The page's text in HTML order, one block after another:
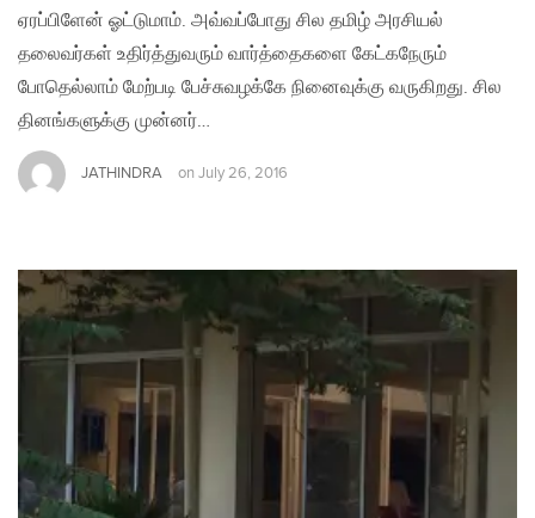
ஏரப்பிளேன் ஓட்டுமாம். அவ்வப்போது சில தமிழ் அரசியல்
தலைவர்கள் உதிர்த்துவரும் வார்த்தைகளை கேட்கநேரும்
போதெல்லாம் மேற்படி பேச்சுவழக்கே நினைவுக்கு வருகிறது. சில
தினங்களுக்கு முன்னர்…
JATHINDRA on July 26, 2016